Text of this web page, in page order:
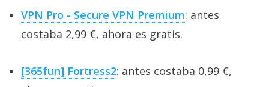
VPN Pro - Secure VPN Premium: antes
costaba 2,99 €, ahora es gratis.
[365fun] Fortress2: antes costaba 0,99 €,